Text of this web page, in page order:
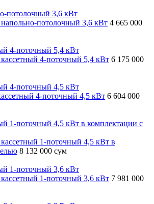
потолочный 3,6 кВт 4 665 000
4-поточный 5,4 кВт 6 175 000
4-поточный 4,5 кВт 6 604 000
1-поточный 4,5 кВт в
8 132 000 сум
1-поточный 3,6 кВт 7 981 000